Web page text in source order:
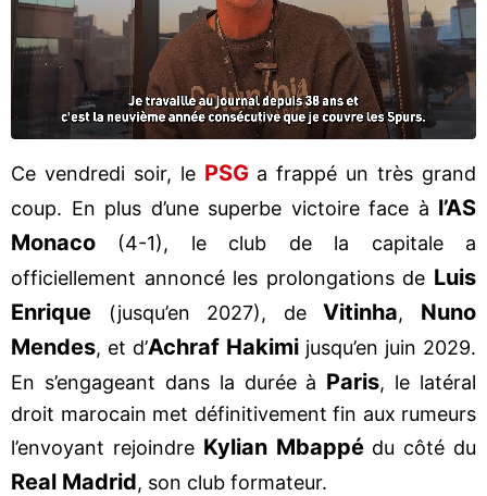
Ce vendredi soir, le PSG a frappé un très grand
coup. En plus d’une superbe victoire face à l’AS
Monaco (4-1), le club de la capitale a
officiellement annoncé les prolongations de Luis
Enrique (jusqu’en 2027), deVitinha, Nuno
Mendes, et d’Achraf Hakimi jusqu’en juin 2029.
En s’engageant dans la durée à Paris, le latéral
droit marocain met définitivement fin aux rumeurs
l’envoyant rejoindre Kylian Mbappédu côté du
Real Madrid, son club formateur.